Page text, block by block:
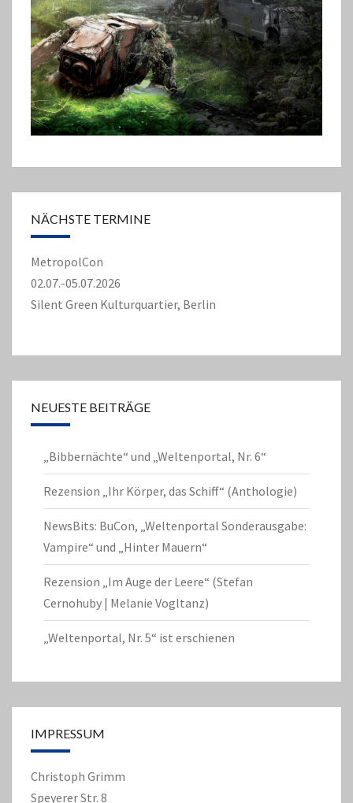
NÄCHSTE TERMINE
MetropolCon
02.07.-05.07.2026
Silent Green Kulturquartier, Berlin
NEUESTE BEITRÄGE
„Bibbernächte“ und „Weltenportal, Nr. 6“
Rezension „Ihr Körper, das Schiff“ (Anthologie)
NewsBits: BuCon, „Weltenportal Sonderausgabe:
Vampire“ und „Hinter Mauern“
Rezension „Im Auge der Leere“ (Stefan
Cernohuby | Melanie Vogltanz)
„Weltenportal, Nr. 5“ ist erschienen
IMPRESSUM
Christoph Grimm
Speyerer Str. 8